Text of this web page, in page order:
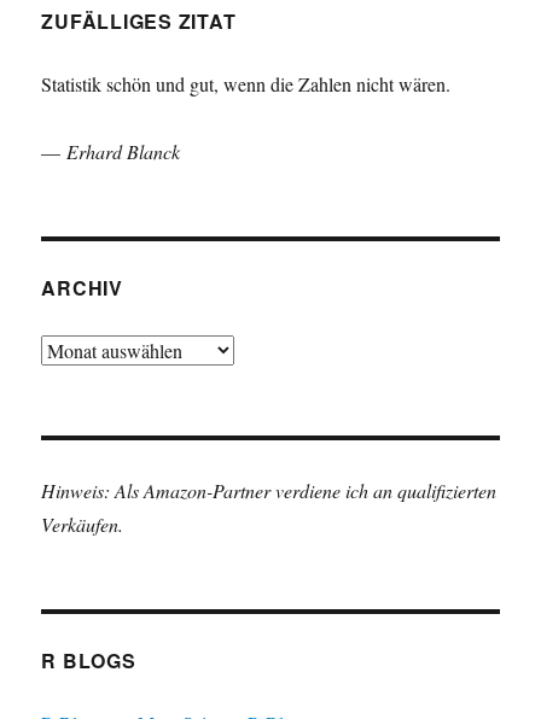
ZUFÄLLIGES ZITAT
Statistik schön und gut, wenn die Zahlen nicht wären.
— Erhard Blanck
ARCHIV
Archiv
Hinweis: Als Amazon-Partner verdiene ich an qualifizierten
Verkäufen.
R BLOGS